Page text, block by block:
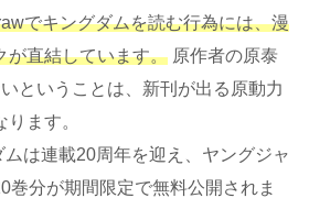
でキングダムを読む行為には、漫
が直結しています。 原作者の原泰
ということは、新刊が出る原動力
ます。
は連載20周年を迎え、ヤングジャ
巻分が期間限定で無料公開されま